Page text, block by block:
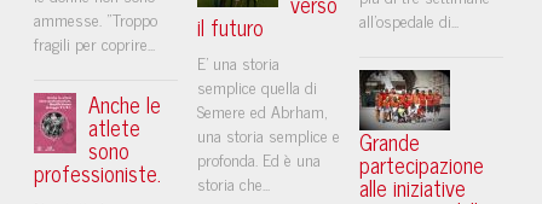
ammesse. "Troppo
fragili per coprire...
Anche le
atlete
sono
professioniste.
il futuro
E’ una storia
semplice quella di
Semere ed Abrham,
una storia semplice e
profonda. Ed è una
storia che...
all'ospedale di...
Grande
partecipazione
alle iniziative